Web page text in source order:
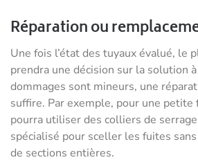
Réparation ou
Une fois l’état des tuyaux évalué, le
prendra une décision sur la solution
dommages sont mineurs, une
suffire. Par exemple, pour une
pourra utiliser des colliers de
spécialisé pour sceller les fuites
de sections entières.